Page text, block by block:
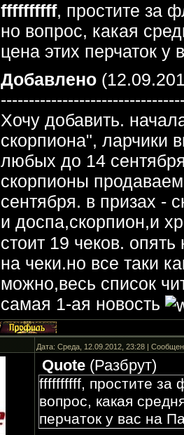
ffffffffff, простите за
но вопрос, какая
цена этих перчаток у
Добавлено
Хочу добавить.
скорпиона", ларчики
любых до 14
скорпионы
сентября. в призах -
и доспа,скорпион,и
стоит 19 чеков.
на чеки.но все таки
можно,весь список
самая 1-ая новость
Дата: Среда, 12.09.2012, 23:28 |
Quote(Разбрут)
ffffffffff, простите за
вопрос, какая
перчаток у вас на